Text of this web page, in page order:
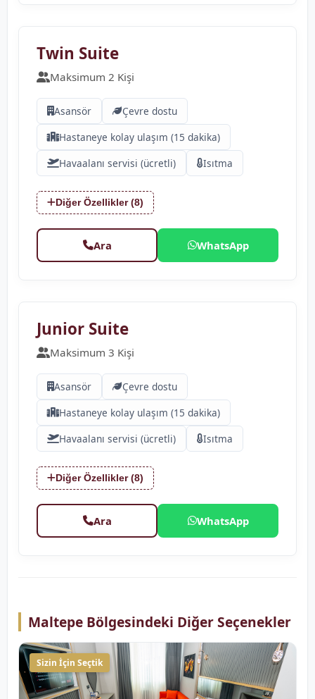
Twin Suite
Maksimum 2 Kişi
Asansör
Çevre dostu
Hastaneye kolay ulaşım (15 dakika)
Havaalanı servisi (ücretli)
Isıtma
Diğer Özellikler (8)
Ara WhatsApp
Junior Suite
Maksimum 3 Kişi
Asansör
Çevre dostu
Hastaneye kolay ulaşım (15 dakika)
Havaalanı servisi (ücretli)
Isıtma
Diğer Özellikler (8)
Ara WhatsApp
Maltepe Bölgesindeki Diğer Seçenekler
Sizin İçin Seçtik